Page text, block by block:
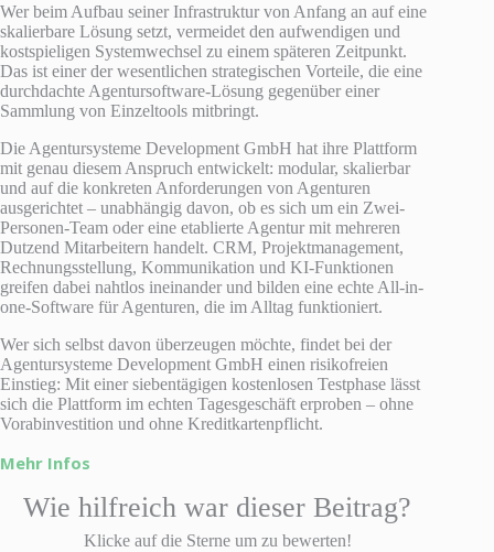
Wer beim Aufbau seiner Infrastruktur von Anfang an auf eine
skalierbare Lösung setzt, vermeidet den aufwendigen und
kostspieligen Systemwechsel zu einem späteren Zeitpunkt.
Das ist einer der wesentlichen strategischen Vorteile, die eine
durchdachte Agentursoftware-Lösung gegenüber einer
Sammlung von Einzeltools mitbringt.
Die Agentursysteme Development GmbH hat ihre Plattform
mit genau diesem Anspruch entwickelt: modular, skalierbar
und auf die konkreten Anforderungen von Agenturen
ausgerichtet – unabhängig davon, ob es sich um ein Zwei-
Personen-Team oder eine etablierte Agentur mit mehreren
Dutzend Mitarbeitern handelt. CRM, Projektmanagement,
Rechnungsstellung, Kommunikation und KI-Funktionen
greifen dabei nahtlos ineinander und bilden eine echte All-in-
one-Software für Agenturen, die im Alltag funktioniert.
Wer sich selbst davon überzeugen möchte, findet bei der
Agentursysteme Development GmbH einen risikofreien
Einstieg: Mit einer siebentägigen kostenlosen Testphase lässt
sich die Plattform im echten Tagesgeschäft erproben – ohne
Vorabinvestition und ohne Kreditkartenpflicht.
Mehr Infos
Wie hilfreich war dieser Beitrag?
Klicke auf die Sterne um zu bewerten!